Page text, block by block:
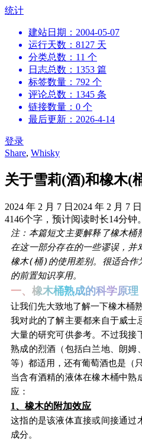
跳
统计
建站日期：2004-05-07
运行天数：8127 天
分类总数：11 个
日志总数：1353 篇
标签数量：792 个
评论总数：1345 条
链接数量：0 个
最后更新：2026-4-14
登录
Share, Whisky
关于雪莉(酒)和橡木(
2024 年 2 月 7 日 2024 年 2 月 7 日
4146个字，预计阅读时长14分钟。
注：本篇短文主要解释了橡木桶
在这一部分存在的一些谬误，并
橡木(桶)的使用差别。很适合作
的前置知识享用。
一、橡木桶熟成的科学原理
让我们先大致地了解一下橡木桶
我对此的了解主要都来自于威士
大量的研究可供参考。不过我接
熟成的烈酒（包括白兰地、朗姆
等）都适用，还有葡萄酒也是（
当含有酒精的液体在橡木桶中熟
应：
1、橡木的附加效应
这指的是该液体直接或间接通过
成分。